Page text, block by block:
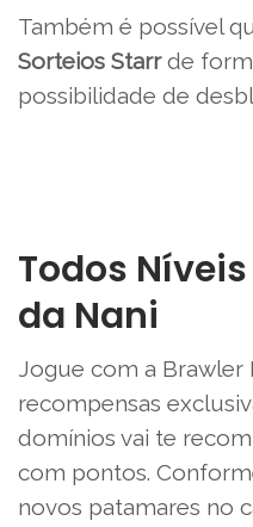
Também é possível
Sorteios Starrde
possibilidade de
Todos
da Nani
Jogue com a Brawler
recompensas
domínios vai te
com pontos.
novos patamares no